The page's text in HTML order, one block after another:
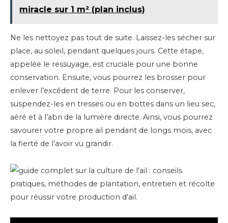
miracle sur 1 m² (plan inclus)
Ne les nettoyez pas tout de suite. Laissez-les sécher sur
place, au soleil, pendant quelques jours. Cette étape,
appelée le ressuyage, est cruciale pour une bonne
conservation. Ensuite, vous pourrez les brosser pour
enlever l’excédent de terre. Pour les conserver,
suspendez-les en tresses ou en bottes dans un lieu sec,
aéré et à l’abri de la lumière directe. Ainsi, vous pourrez
savourer votre propre ail pendant de longs mois, avec
la fierté de l’avoir vu grandir.